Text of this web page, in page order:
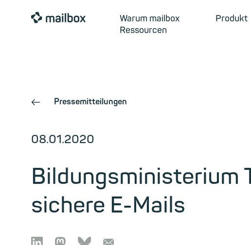
mailbox Warum mailbox Produkt
Ressourcen
← Pressemitteilungen
08.01.2020
Bildungsministerium
sichere E-Mails